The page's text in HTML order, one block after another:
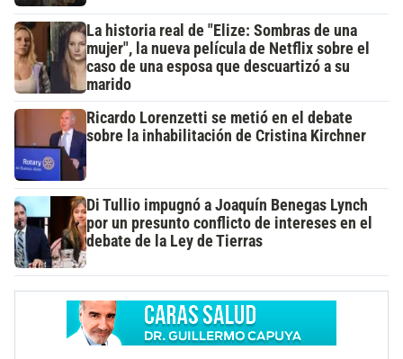
La historia real de "Elize: Sombras de una
mujer", la nueva película de Netflix sobre el
caso de una esposa que descuartizó a su
marido
Ricardo Lorenzetti se metió en el debate
sobre la inhabilitación de Cristina Kirchner
Di Tullio impugnó a Joaquín Benegas Lynch
por un presunto conflicto de intereses en el
debate de la Ley de Tierras